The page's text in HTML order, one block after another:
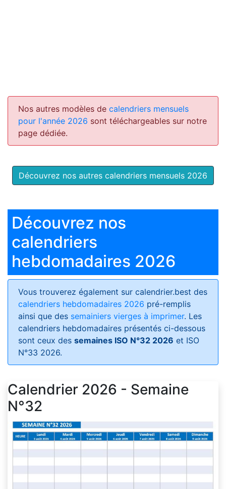
Nos autres modèles de calendriers mensuels
pour l'année 2026 sont téléchargeables sur notre
page dédiée.
Découvrez nos autres calendriers mensuels 2026
Découvrez nos
calendriers
hebdomadaires 2026
Vous trouverez également sur calendrier.best des
calendriers hebdomadaires 2026 pré-remplis
ainsi que des semainiers vierges à imprimer. Les
calendriers hebdomadaires présentés ci-dessous
sont ceux des semaines ISO N°32 2026 et ISO
N°33 2026.
Calendrier 2026 - Semaine
N°32